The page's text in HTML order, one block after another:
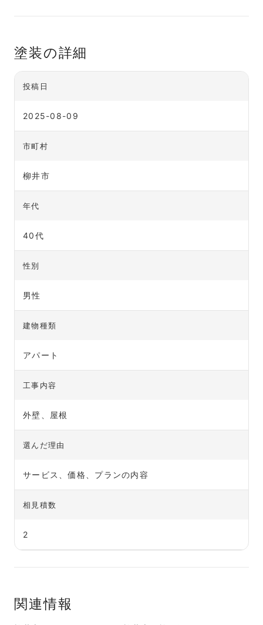
塗装の詳細
投稿日
2025-08-09
市町村
柳井市
年代
40代
性別
男性
建物種類
アパート
工事内容
外壁、屋根
選んだ理由
サービス、価格、プランの内容
相見積数
2
関連情報